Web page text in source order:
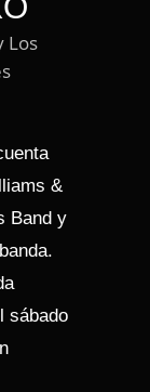
Los
&
Band y
sábado